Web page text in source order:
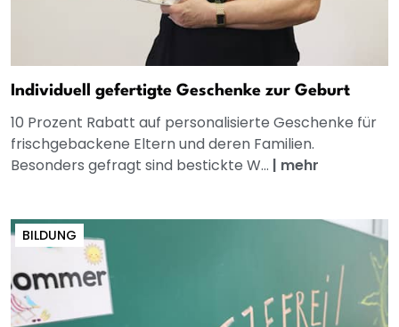
Individuell gefertigte Geschenke zur Geburt
10 Prozent Rabatt auf personalisierte Geschenke für
frischgebackene Eltern und deren Familien.
Besonders gefragt sind bestickte W... | mehr
BILDUNG